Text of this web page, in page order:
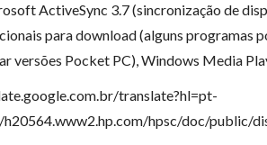
ActiveSync 3.7 (sincronização de
para download (alguns programas
versões Pocket PC), Windows Media
translate?hl=pt-
hpsc/doc/public/